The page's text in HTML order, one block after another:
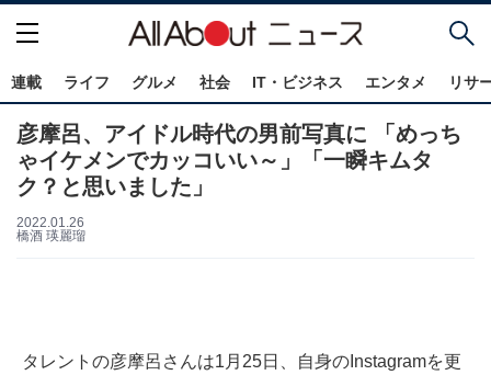
連載 ライフ グルメ 社会 IT・ビジネス エンタメ リサ
彦摩呂、アイドル時代の男前写真に 「めっち
ゃイケメンでカッコいい～」「一瞬キムタ
ク？と思いました」
2022.01.26
橋酒 瑛麗瑠
タレントの彦摩呂さんは1月25日、自身のInstagramを更